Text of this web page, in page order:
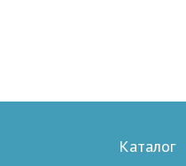
Каталог